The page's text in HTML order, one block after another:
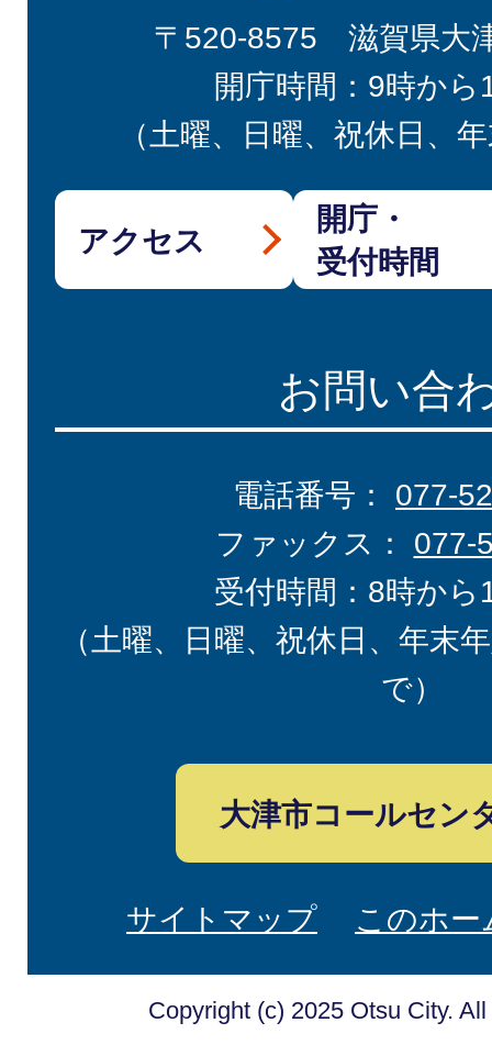
〒520-8575 滋賀県大
開庁時間：9時から
（土曜、日曜、祝休日、
アクセス
開庁・
受付時間
お問い合
電話番号： 077-
ファックス： 077-
受付時間：8時から
（土曜、日曜、祝休日、年末
で）
大津市コールセン
サイトマップ このホ
Copyright (c) 2025 Otsu City.